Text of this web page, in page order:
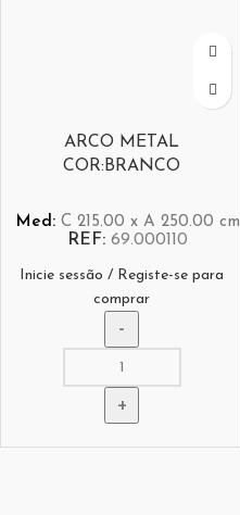
ARCO METAL
COR:BRANCO
Med: C 215.00 x A 250.00 cm
REF: 69.000110
Inicie sessão / Registe-se para
comprar